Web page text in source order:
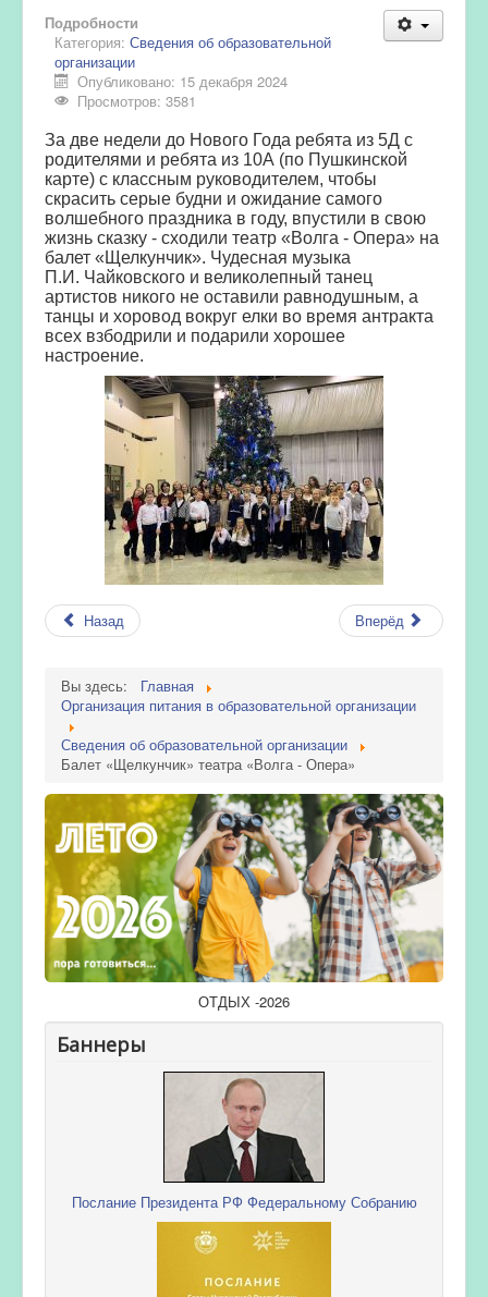
Подробности
Категория: Сведения об образовательной
организации
Опубликовано: 15 декабря 2024
Просмотров: 3581
За две недели до Нового Года ребята из 5Д с
родителями и ребята из 10А (по Пушкинской
карте) с классным руководителем, чтобы
скрасить серые будни и ожидание самого
волшебного праздника в году, впустили в свою
жизнь сказку - сходили театр «Волга - Опера» на
балет «Щелкунчик». Чудесная музыка
П.И. Чайковского и великолепный танец
артистов никого не оставили равнодушным, а
танцы и хоровод вокруг елки во время антракта
всех взбодрили и подарили хорошее
настроение.
Назад Вперёд
Вы здесь:
Главная
Организация питания в образовательной организации
Сведения об образовательной организации
Балет «Щелкунчик» театра «Волга - Опера»
ОТДЫХ -2026
Баннеры
Послание Президента РФ Федеральному Собранию